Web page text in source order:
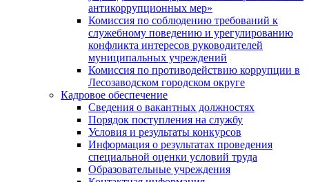
антикоррупционных мер»
Комиссия по соблюдению требований к
служебному поведению и урегулированию
конфликта интересов руководителей
муниципальных учреждений
Комиссия по противодействию коррупции в
Лесозаводском городском округе
Кадровое обеспечение
Сведения о вакантных должностях
Порядок поступления на службу
Условия и результаты конкурсов
Информация о результатах проведения
специальной оценки условий труда
Образовательные учреждения